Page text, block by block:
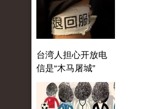
台湾人担心开放电
信是“木马屠城”